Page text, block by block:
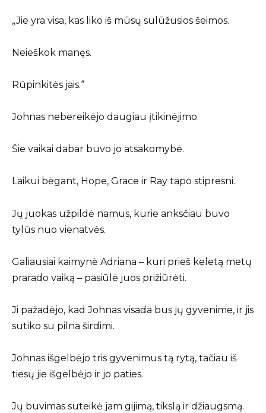
„Jie yra visa, kas liko iš mūsų sulūžusios šeimos.
Neieškok manęs.
Rūpinkitės jais.“
Johnas nebereikėjo daugiau įtikinėjimo.
Šie vaikai dabar buvo jo atsakomybė.
Laikui bėgant, Hope, Grace ir Ray tapo stipresni.
Jų juokas užpildė namus, kurie anksčiau buvo
tylūs nuo vienatvės.
Galiausiai kaimynė Adriana – kuri prieš keletą metų
prarado vaiką – pasiūlė juos prižiūrėti.
Ji pažadėjo, kad Johnas visada bus jų gyvenime, ir jis
sutiko su pilna širdimi.
Johnas išgelbėjo tris gyvenimus tą rytą, tačiau iš
tiesų jie išgelbėjo ir jo paties.
Jų buvimas suteikė jam gijimą, tikslą ir džiaugsmą.